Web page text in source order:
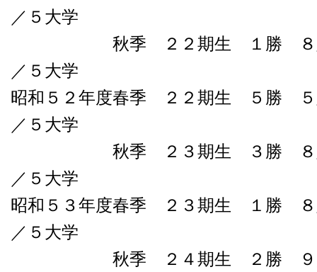
／５大学
秋季 ２２期生 １勝 ８敗
／５大学
昭和５２年度春季 ２２期生 ５勝
／５大学
秋季 ２３期生 ３勝 ８敗
／５大学
昭和５３年度春季 ２３期生 １勝
／５大学
秋季 ２４期生 ２勝 ９負